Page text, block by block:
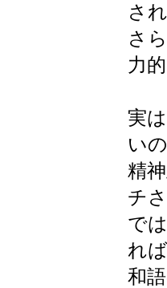
さ
さ
力
実
い
精
チ
で
れ
和